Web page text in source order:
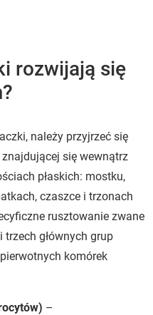
rozwijają się
należy przyjrzeć się
się wewnątrz
płaskich: mostku,
czaszce i trzonach
rusztowanie zwane
głównych grup
komórek
–